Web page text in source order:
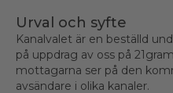
Urval och syfte
Kanalvalet är en beställd
på uppdrag av oss på
mottagarna ser på den
avsändare i olika kanaler.